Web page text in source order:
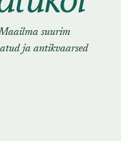
suurim
ja antikvaarsed